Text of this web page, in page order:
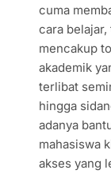
cuma
cara
mencakup
akademik
terlibat
hingga
adanya
mahasiswa
akses yang